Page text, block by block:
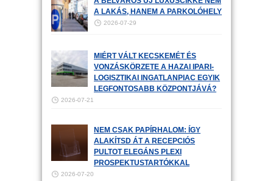
A LAKÁS, HANEM A PARKOLÓHELY
2026-07-29
MIÉRT VÁLT KECSKEMÉT ÉS
VONZÁSKÖRZETE A HAZAI IPARI-
LOGISZTIKAI INGATLANPIAC EGYIK
LEGFONTOSABB KÖZPONTJÁVÁ?
2026-07-21
NEM CSAK PAPÍRHALOM: ÍGY
ALAKÍTSD ÁT A RECEPCIÓS
PULTOT ELEGÁNS PLEXI
PROSPEKTUSTARTÓKKAL
2026-07-20